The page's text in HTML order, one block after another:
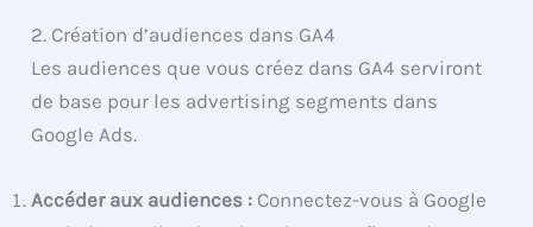
2. Création d’audiences dans GA4
Les audiences que vous créez dans GA4 serviront
de base pour les advertising segments dans
Google Ads.
Accéder aux audiences : Connectez-vous à Google